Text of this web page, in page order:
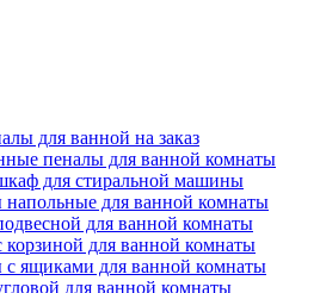
для ванной на заказ
пеналы для ванной комнаты
для стиральной машины
для ванной комнаты
для ванной комнаты
корзиной для ванной комнаты
ящиками для ванной комнаты
для ванной комнаты